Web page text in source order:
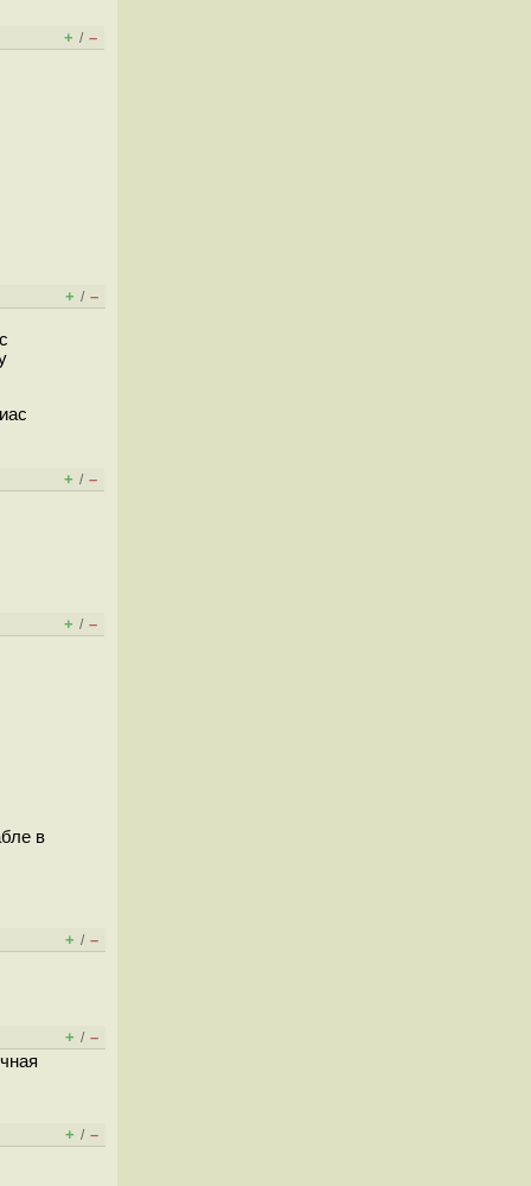
+ / –
+ / –
+ / –
+ / –
в
+ / –
+ / –
+ / –